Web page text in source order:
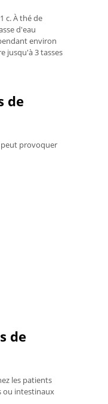
c. À thé de
d'eau
environ
jusqu'à 3 tasses
de
peut provoquer
de
les patients
ou intestinaux